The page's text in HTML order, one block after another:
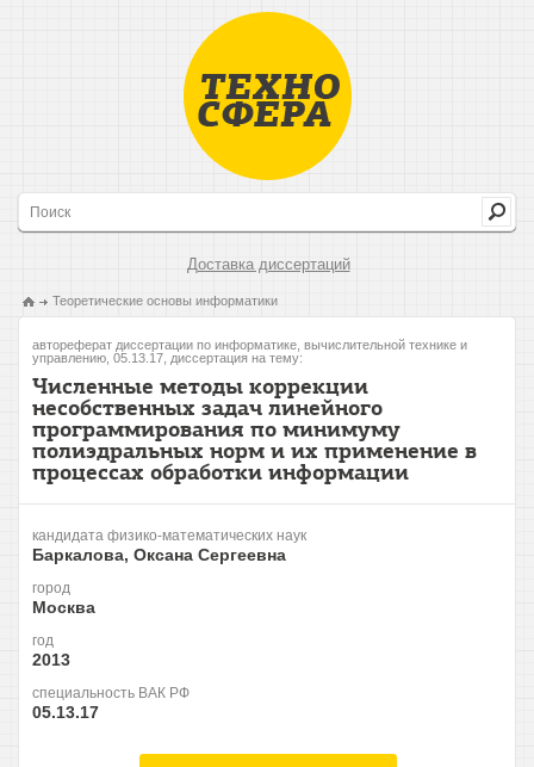
Доставка диссертаций
Теоретические основы информатики
автореферат диссертации по информатике, вычислительной технике и
управлению, 05.13.17, диссертация на тему:
Численные методы коррекции
несобственных задач линейного
программирования по минимуму
полиэдральных норм и их применение в
процессах обработки информации
кандидата физико-математических наук
Баркалова, Оксана Сергеевна
город
Москва
год
2013
специальность ВАК РФ
05.13.17